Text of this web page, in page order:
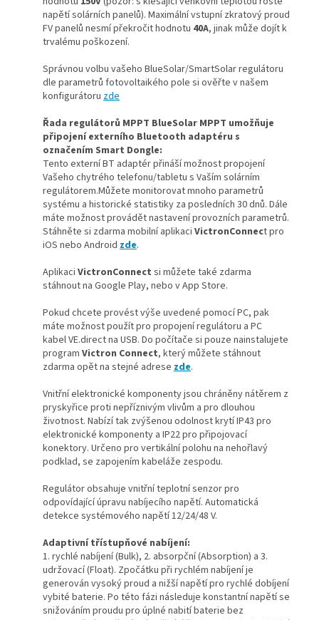
napětí solárních panelů). Maximální vstupní zkratový proud
FV panelů nesmí překročit hodnotu 40A, jinak může dojít k
trvalému poškození.
Správnou volbu vašeho BlueSolar/SmartSolar regulátoru
dle parametrů fotovoltaikého pole si ověřte v našem
konfigurátoru zde
Řada regulátorů MPPT BlueSolar MPPT umožňuje
připojení externího Bluetooth adaptéru s
označením Smart Dongle:
Tento externí BT adaptér přináší možnost propojení
Vašeho chytrého telefonu/tabletu s Vaším solárním
regulátorem.Můžete monitorovat mnoho parametrů
systému a historické statistiky za posledních 30 dnů. Dále
máte možnost provádět nastavení provozních parametrů.
Stáhněte si zdarma mobilní aplikaci VictronConnect pro
iOS nebo Android zde.
Aplikaci VictronConnect si můžete také zdarma
stáhnout na Google Play, nebo v App Store.
Pokud chcete provést výše uvedené pomocí PC, pak
máte možnost použít pro propojení regulátoru a PC
kabel VE.direct na USB. Do počítače si pouze nainstalujete
program Victron Connect, který můžete stáhnout
zdarma opět na stejné adrese zde.
Vnitřní elektronické komponenty jsou chráněny nátěrem z
pryskyřice proti nepříznivým vlivům a pro dlouhou
životnost. Nabízí tak zvýšenou odolnost krytí IP43 pro
elektronické komponenty a IP22 pro připojovací
konektory. Určeno pro vertikální polohu na nehořlavý
podklad, se zapojením kabeláže zespodu.
Regulátor obsahuje vnitřní teplotní senzor pro
odpovídající úpravu nabíjecího napětí. Automatická
detekce systémového napětí 12/24/48 V.
Adaptivní třístupňové nabíjení:
1. rychlé nabíjení (Bulk), 2. absorpční (Absorption) a 3.
udržovací (Float). Zpočátku při rychlém nabíjení je
generován vysoký proud a nižší napětí pro rychlé dobíjení
vybité baterie. Po této fázi následuje konstantní napětí se
snižováním proudu pro úplné nabití baterie bez